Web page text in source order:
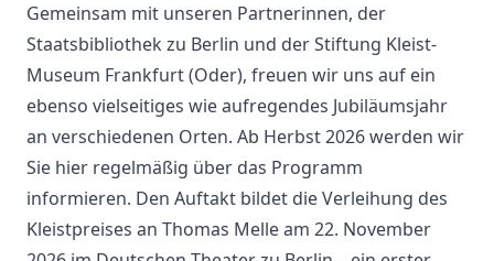
Gemeinsam mit unseren Partnerinnen, der
Staatsbibliothek zu Berlin und der Stiftung Kleist-
Museum Frankfurt (Oder), freuen wir uns auf ein
ebenso vielseitiges wie aufregendes Jubiläumsjahr
an verschiedenen Orten. Ab Herbst 2026 werden wir
Sie hier regelmäßig über das Programm
informieren. Den Auftakt bildet die Verleihung des
Kleistpreises an Thomas Melle am 22. November